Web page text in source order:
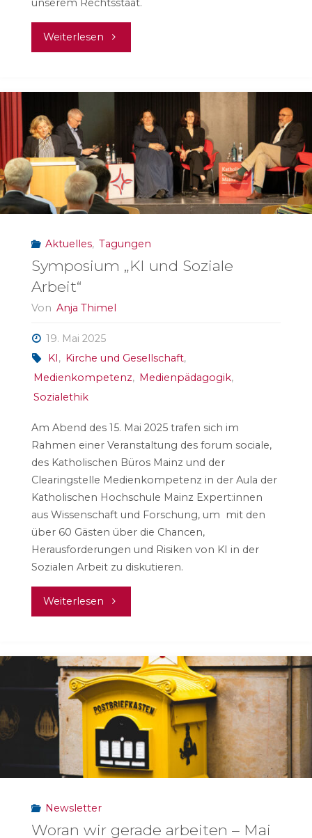
unserem Rechtsstaat.
Weiterlesen "Medien
warum
4.
Gewalt
für
die
Demokratie
so
wichtig
ist"
Aktuelles, Tagungen
Symposium „KI und Soziale
Arbeit“
Von Anja Thimel
19. Mai 2025
KI, Kirche und Gesellschaft,
Medienkompetenz, Medienpädagogik,
Sozialethik
Am Abend des 15. Mai 2025 trafen sich im
Rahmen einer Veranstaltung des forum sociale,
des Katholischen Büros Mainz und der
Clearingstelle Medienkompetenz in der Aula der
Katholischen Hochschule Mainz Expert:innen
aus Wissenschaft und Forschung, um mit den
über 60 Gästen über die Chancen,
Herausforderungen und Risiken von KI in der
Sozialen Arbeit zu diskutieren.
Weiterlesen "Symposium
und
Soziale
Arbeit“"
Newsletter
Woran wir gerade arbeiten – Mai